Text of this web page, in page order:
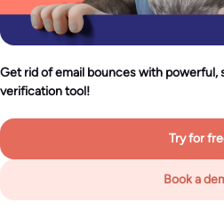
Get rid of email bounces with powerful,
verification tool!
Try for
Book a